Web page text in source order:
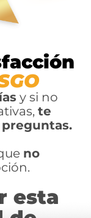
y si no
te
no
esta